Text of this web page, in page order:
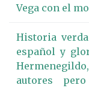
Vega con el
Historia
español y
autores